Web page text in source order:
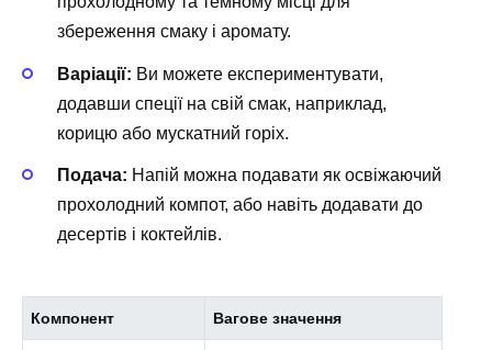
збереження смаку і аромату.
Варіації: Ви можете експериментувати,
додавши спеції на свій смак, наприклад,
корицю або мускатний горіх.
Подача: Напій можна подавати як освіжаючий
прохолодний компот, або навіть додавати до
десертів і коктейлів.
Компонент Вагове значення